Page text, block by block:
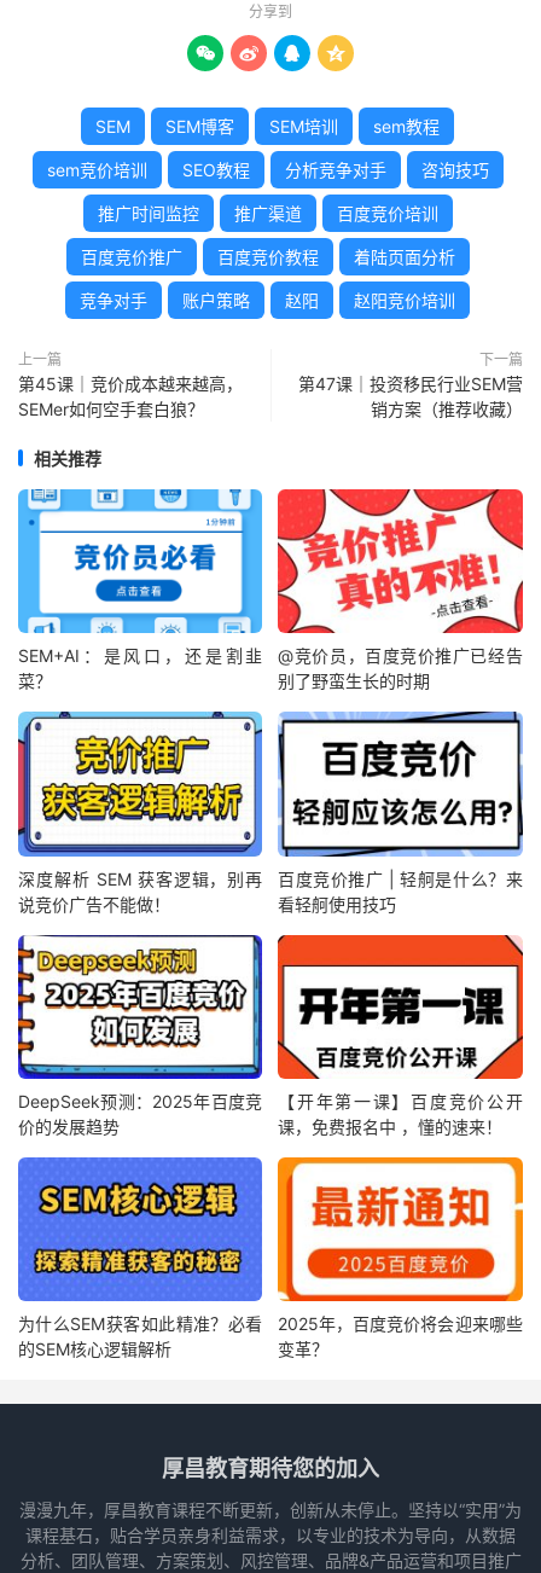
分享到
   
SEM SEM博客 SEM培训 sem教程
sem竞价培训 SEO教程 分析竞争对手 咨询技巧
推广时间监控 推广渠道 百度竞价培训
百度竞价推广 百度竞价教程 着陆页面分析
竞争对手 账户策略 赵阳 赵阳竞价培训
上一篇
第45课｜竞价成本越来越高，
SEMer如何空手套白狼？
下一篇
第47课｜投资移民行业SEM营
销方案（推荐收藏）
相关推荐
SEM+AI：是风口，还是割韭
菜？
@竞价员，百度竞价推广已经告
别了野蛮生长的时期
深度解析 SEM 获客逻辑，别再
说竞价广告不能做！
百度竞价推广 | 轻舸是什么？来
看轻舸使用技巧
DeepSeek预测：2025年百度竞
价的发展趋势
【开年第一课】百度竞价公开
课，免费报名中 ，懂的速来！
为什么SEM获客如此精准？必看
的SEM核心逻辑解析
2025年，百度竞价将会迎来哪些
变革？
厚昌教育期待您的加入
漫漫九年，厚昌教育课程不断更新，创新从未停止。坚持以“实用”为
课程基石，贴合学员亲身利益需求，以专业的技术为导向，从数据
分析、团队管理、方案策划、风控管理、品牌&产品运营和项目推广